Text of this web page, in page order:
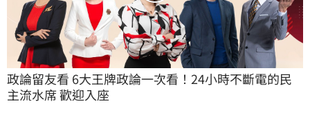
政論留友看 6大王牌政論一次看！24小時不斷電的民
主流水席 歡迎入座